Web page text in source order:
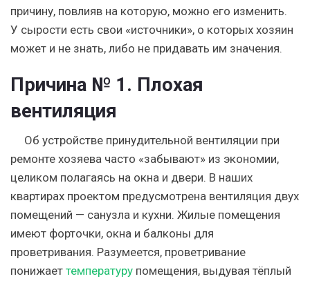
причину, повлияв на которую, можно его изменить.
У сырости есть свои «источники», о которых хозяин
может и не знать, либо не придавать им значения.
Причина № 1. Плохая
вентиляция
Об устройстве принудительной вентиляции при
ремонте хозяева часто «забывают» из экономии,
целиком полагаясь на окна и двери. В наших
квартирах проектом предусмотрена вентиляция двух
помещений — санузла и кухни. Жилые помещения
имеют форточки, окна и балконы для
проветривания. Разумеется, проветривание
понижает температуру помещения, выдувая тёплый